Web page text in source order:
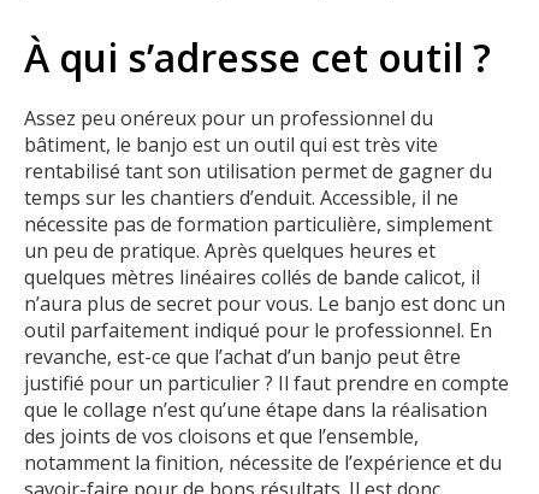
À qui s’adresse cet outil ?
Assez peu onéreux pour un professionnel du
bâtiment, le banjo est un outil qui est très vite
rentabilisé tant son utilisation permet de gagner du
temps sur les chantiers d’enduit. Accessible, il ne
nécessite pas de formation particulière, simplement
un peu de pratique. Après quelques heures et
quelques mètres linéaires collés de bande calicot, il
n’aura plus de secret pour vous. Le banjo est donc un
outil parfaitement indiqué pour le professionnel. En
revanche, est-ce que l’achat d’un banjo peut être
justifié pour un particulier ? Il faut prendre en compte
que le collage n’est qu’une étape dans la réalisation
des joints de vos cloisons et que l’ensemble,
notamment la finition, nécessite de l’expérience et du